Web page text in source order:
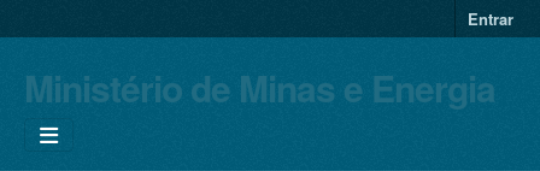
Entrar
Ministério de Minas e Energia